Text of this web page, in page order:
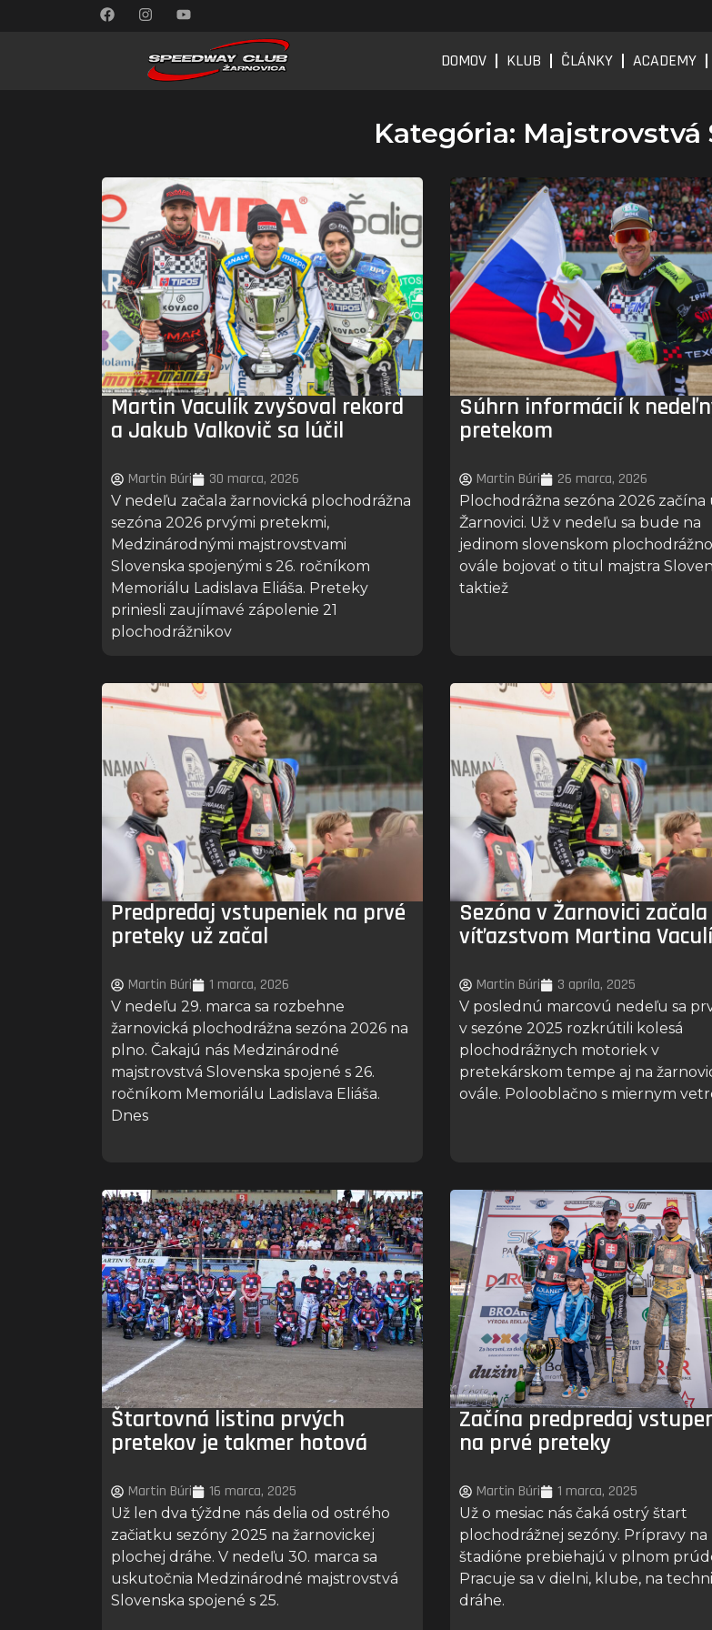
DOMOV KLUB ČLÁNKY ACADEMY
Kategória: Majstrovstvá
Martin Vaculík zvyšoval rekord
a Jakub Valkovič sa lúčil
Martin Búri 30 marca, 2026
V nedeľu začala žarnovická plochodrážna
sezóna 2026 prvými pretekmi,
Medzinárodnými majstrovstvami
Slovenska spojenými s 26. ročníkom
Memoriálu Ladislava Eliáša. Preteky
priniesli zaujímavé zápolenie 21
plochodrážnikov
Súhrn informácií k
pretekom
Martin Búri 26 marca, 2026
Plochodrážna sezóna 2026 začína
Žarnovici. Už v nedeľu sa bude na
jedinom slovenskom
ovále bojovať o titul majstra
taktiež
Predpredaj vstupeniek na prvé
preteky už začal
Martin Búri 1 marca, 2026
V nedeľu 29. marca sa rozbehne
žarnovická plochodrážna sezóna 2026 na
plno. Čakajú nás Medzinárodné
majstrovstvá Slovenska spojené s 26.
ročníkom Memoriálu Ladislava Eliáša.
Dnes
Sezóna v Žarnovici začala
víťazstvom Martina
Martin Búri 3 apríla, 2025
V poslednú marcovú nedeľu sa
v sezóne 2025 rozkrútili kolesá
plochodrážnych motoriek v
pretekárskom tempe aj na
ovále. Polooblačno s miernym
Štartovná listina prvých
pretekov je takmer hotová
Martin Búri 16 marca, 2025
Už len dva týždne nás delia od ostrého
začiatku sezóny 2025 na žarnovickej
plochej dráhe. V nedeľu 30. marca sa
uskutočnia Medzinárodné majstrovstvá
Slovenska spojené s 25.
Začína predpredaj
na prvé preteky
Martin Búri 1 marca, 2025
Už o mesiac nás čaká ostrý štart
plochodrážnej sezóny. Prípravy na
štadióne prebiehajú v plnom
Pracuje sa v dielni, klube, na
dráhe.